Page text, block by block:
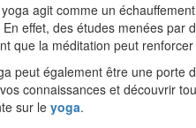
agit comme un
effet, des études menées par
que la méditation peut
peut également être une porte
connaissances et découvrir
sur le yoga.